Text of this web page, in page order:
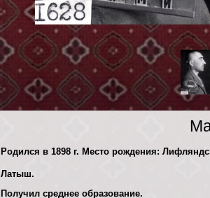
Родился в 1898 г. Место рождения:
Латыш.
Получил среднее образование.